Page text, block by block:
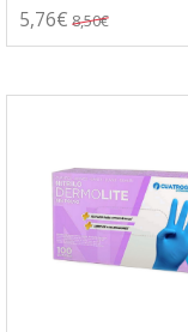
5,76€ 8,50€